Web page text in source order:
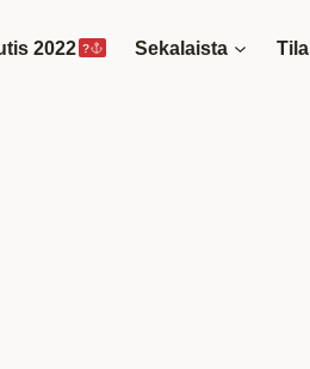
2022 ? Sekalaista